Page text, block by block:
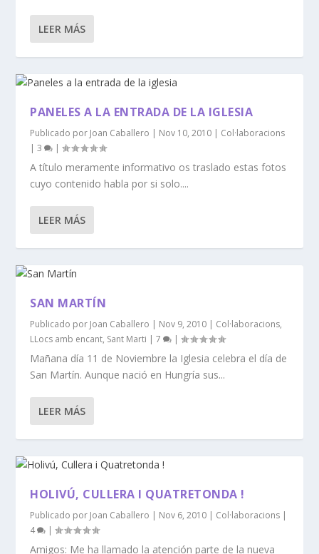
LEER MÁS
PANELES A LA ENTRADA DE LA IGLESIA
Publicado por Joan Caballero | Nov 10, 2010 | Col·laboracions
|3 |
A título meramente informativo os traslado estas fotos
cuyo contenido habla por si solo....
LEER MÁS
SAN MARTÍN
Publicado por Joan Caballero | Nov 9, 2010 | Col·laboracions,
LLocs amb encant, Sant Marti |7 |
Mañana día 11 de Noviembre la Iglesia celebra el día de
San Martín. Aunque nació en Hungría sus...
LEER MÁS
HOLIVÚ, CULLERA I QUATRETONDA !
Publicado por Joan Caballero | Nov 6, 2010 | Col·laboracions |
4
|
Amigos: Me ha llamado la atención parte de la nueva